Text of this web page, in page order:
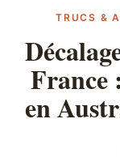
TRUCS &
France
en